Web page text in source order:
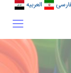
العربیه